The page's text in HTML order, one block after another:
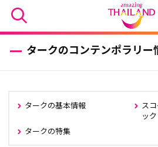
タークのコンテンポラリー
タークの基本情報
ス
ック
タークの特集